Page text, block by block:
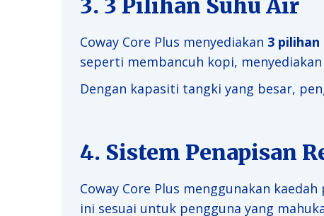
3. 3 Pilihan Suhu Air
Coway Core Plus menyediakan 3
seperti membancuh kopi,
Dengan kapasiti tangki yang besar,
4. Sistem Penapisan
Coway Core Plus menggunakan kaedah
ini sesuai untuk pengguna yang